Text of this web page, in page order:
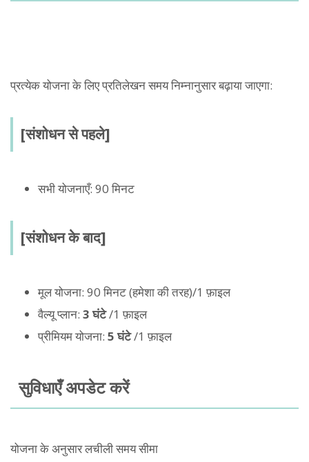
प्रत्येक योजना के लिए प्रतिलेखन समय निम्नानुसार बढ़ाया जाएगा:
[संशोधन से पहले]
सभी योजनाएँ: 90 मिनट
[संशोधन के बाद]
मूल योजना: 90 मिनट (हमेशा की तरह)/1 फ़ाइल
वैल्यू प्लान: 3 घंटे/1 फ़ाइल
प्रीमियम योजना: 5 घंटे/1 फ़ाइल
सुविधाएँ अपडेट करें
योजना के अनुसार लचीली समय सीमा